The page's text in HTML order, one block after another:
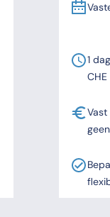
1
CHE